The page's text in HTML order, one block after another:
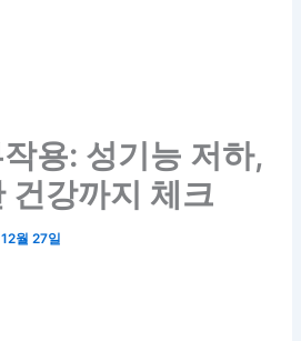
용: 성기능 저하,
건강까지 체크
월 27일